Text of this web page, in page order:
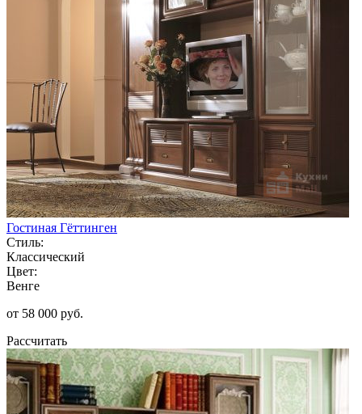
Гостиная Гёттинген
Стиль:
Классический
Цвет:
Венге
от 58 000 руб.
Рассчитать